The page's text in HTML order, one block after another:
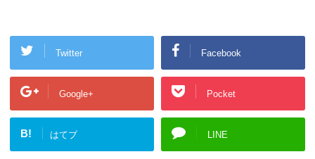
Twitter Facebook
Google+ Pocket
B! はてブ LINE